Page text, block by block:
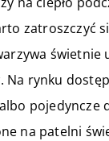
zatroszczyć
Na rynku
pojedyncze
na patelni